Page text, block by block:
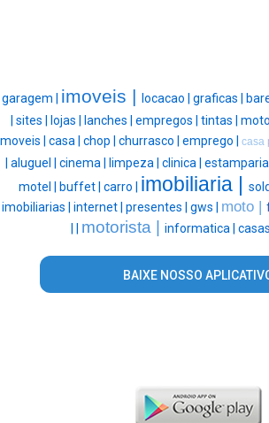
garagem | imoveis | locacao | graficas |
| sites | lojas | lanches | empregos | tintas |
moveis | casa | chop | churrasco | emprego | casa
| aluguel | cinema | limpeza | clinica | estamparia
motel | buffet | carro | imobiliaria |
imobiliarias | internet | presentes | gws | moto |
| | motorista | informatica |
BAIXE NOSSO